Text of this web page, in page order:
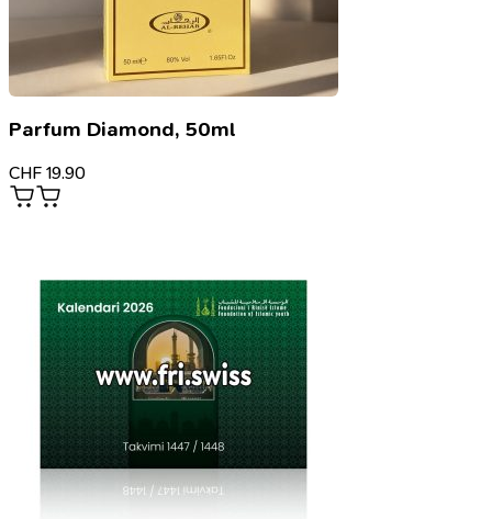
Parfum Diamond, 50ml
CHF 19.90